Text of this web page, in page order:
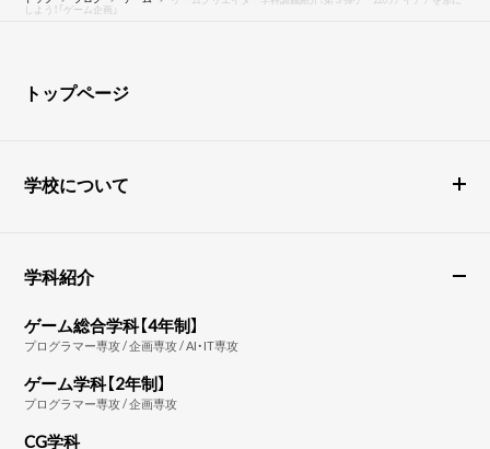
しよう！「ゲーム企画」
トップページ
学校について
学科紹介
ゲーム総合学科【4年制】
プログラマー専攻 / 企画専攻 / AI・IT専攻
ゲーム学科【2年制】
プログラマー専攻 / 企画専攻
CG学科